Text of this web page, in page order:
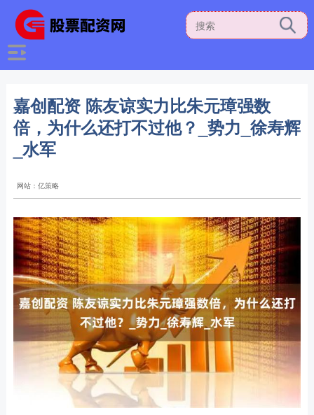
嘉创配资 陈友谅实力比朱元璋强数
倍，为什么还打不过他？_势力_徐寿辉
_水军
网站：亿策略